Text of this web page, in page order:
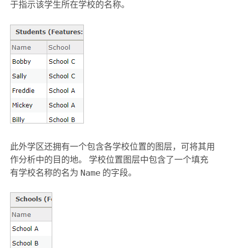
于指示该学生所在学校的名称。
此外学区还拥有一个包含各学校位置的图层，可将其用
作分析中的目的地。 学校位置图层中包含了一个填充
有学校名称的名为 Name的字段。